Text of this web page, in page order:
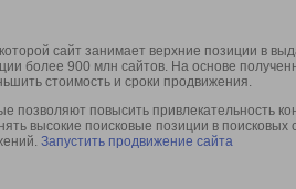
сайт занимает верхние позиции в
более 900 млн сайтов. На основе
стоимость и сроки продвижения.
повысить привлекательность
высокие поисковые позиции в
Запустить продвижение сайта